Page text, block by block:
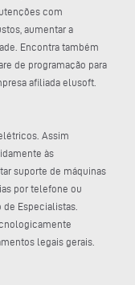
com
aumentar a
Encontra também
de programação para
afiliada elusoft.
Assim
às
suporte de máquinas
por telefone ou
Especialistas.
legais gerais.